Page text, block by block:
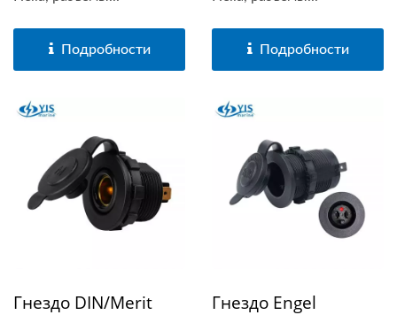
Подробности Подробности
Гнездо DIN/Merit Гнездо Engel